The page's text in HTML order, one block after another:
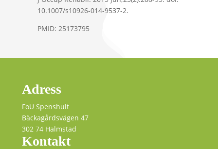
10.1007/s10926-014-9537-2.
PMID: 25173795
Adress
FoU Spenshult
Bäckagårdsvägen 47
302 74 Halmstad
Kontakt